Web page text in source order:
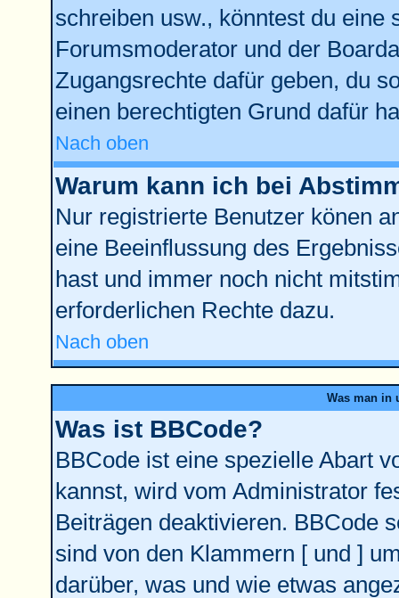
schreiben usw., könntest du eine
Forumsmoderator und der
Zugangsrechte dafür geben, du
einen berechtigten Grund dafür
Nach oben
Warum kann ich bei
Nur registrierte Benutzer könen
eine Beeinflussung des
hast und immer noch nicht
erforderlichen Rechte dazu.
Nach oben
Was man in
Was ist BBCode?
BBCode ist eine spezielle Abart
kannst, wird vom Administrator
Beiträgen deaktivieren. BBCode
sind von den Klammern [ und ]
darüber, was und wie etwas